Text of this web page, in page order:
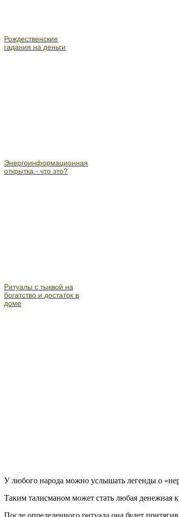
Рождественские
гадания на деньги
Энергоинформационная
открытка - что это?
Ритуалы с тыквой на
богатство и достаток в
доме
У любого народа можно услышать легенды о
Таким талисманом может стать любая денежная
После определенного ритуала она будет